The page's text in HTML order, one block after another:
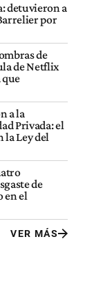
detuvieron a
por
de
de Netflix
que
a la
Privada: el
la Ley del
de
en el
VER MÁS